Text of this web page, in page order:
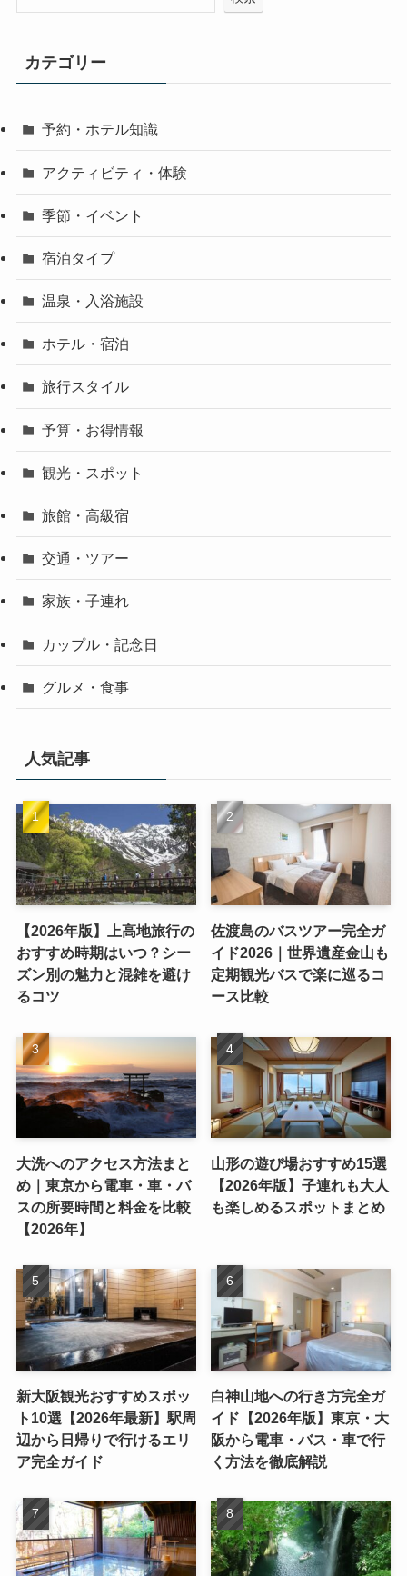
カテゴリー
予約・ホテル知識
アクティビティ・体験
季節・イベント
宿泊タイプ
温泉・入浴施設
ホテル・宿泊
旅行スタイル
予算・お得情報
観光・スポット
旅館・高級宿
交通・ツアー
家族・子連れ
カップル・記念日
グルメ・食事
人気記事
【2026年版】上高地旅行の
おすすめ時期はいつ？シー
ズン別の魅力と混雑を避け
るコツ
佐渡島のバスツアー完全ガ
イド2026｜世界遺産金山も
定期観光バスで楽に巡るコ
ース比較
大洗へのアクセス方法まと
め｜東京から電車・車・バ
スの所要時間と料金を比較
【2026年】
山形の遊び場おすすめ15選
【2026年版】子連れも大人
も楽しめるスポットまとめ
新大阪観光おすすめスポッ
ト10選【2026年最新】駅周
辺から日帰りで行けるエリ
ア完全ガイド
白神山地への行き方完全ガ
イド【2026年版】東京・大
阪から電車・バス・車で行
く方法を徹底解説